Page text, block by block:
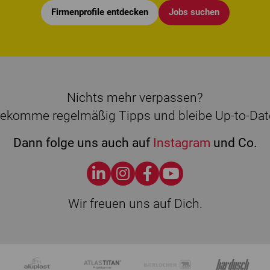
Firmenprofile entdecken Jobs suchen
Nichts mehr verpassen?
regelmäßig Tipps und bleibe Up-to-
Dann folge uns auch auf Instagram und Co.
Wir freuen uns auf Dich.